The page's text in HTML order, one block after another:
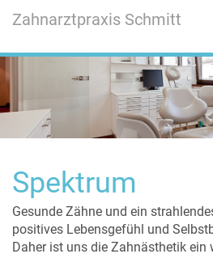
Zahnarztpraxis Schmitt
Spektrum
Gesunde Zähne und ein
positives Lebensgefühl und
Daher ist uns die Zahnästhetik ein